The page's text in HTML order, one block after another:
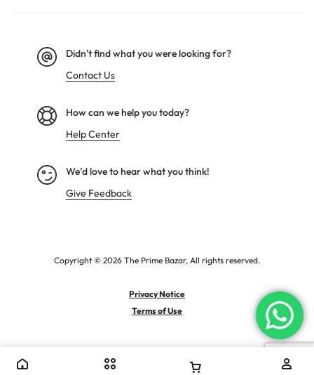
Didn't find what you were looking for?
Contact Us
How can we help you today?
Help Center
We’d love to hear what you think!
Give Feedback
Copyright © 2026 The Prime Bazar, All rights reserved.
Privacy Notice
Terms of Use